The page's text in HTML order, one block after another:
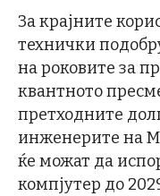
За крајните
технички
на роковите за
квантното
претходните
инженерите на
ќе можат да
компјутер до